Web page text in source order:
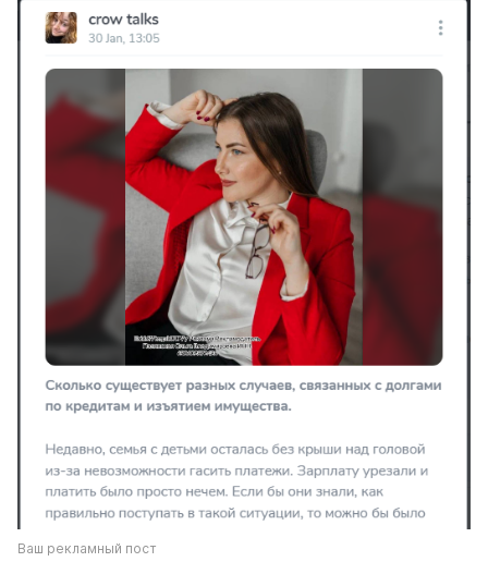
Ваш рекламный пост